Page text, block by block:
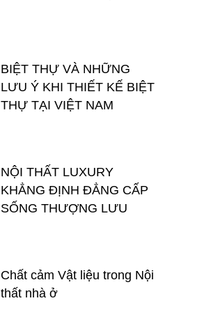
BIỆT THỰ VÀ NHỮNG
LƯU Ý KHI THIẾT KẾ BIỆT
THỰ TẠI VIỆT NAM
NỘI THẤT LUXURY
KHẲNG ĐỊNH ĐẲNG CẤP
SỐNG THƯỢNG LƯU
Chất cảm Vật liệu trong Nội
thất nhà ở